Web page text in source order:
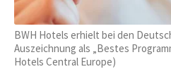
BWH Hotels erhielt bei den
Auszeichnung als „Bestes
Hotels Central Europe)